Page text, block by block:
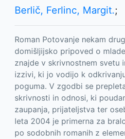
Berlič, Ferlinc, Margit.;
Roman Potovanje nekam
domišljijsko pripoved o
znajde v skrivnostnem svetu
izzivi, ki jo vodijo k
poguma. V zgodbi se
skrivnosti in odnosi, ki
zaupanja, prijateljstva ter
leta 2004 je primerna za
po sodobnih romanih z